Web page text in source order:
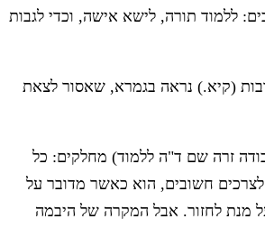
ללמוד תורה, לישא אישה, וכדי לגבות
(קיא.) נראה בגמרא, שאסור לצאת
זרה שם ד"ה ללמוד) מחלקים: כל
לצרכים חשובים, הוא כאשר מדובר על
מנת לחזור. אבל המקרה של היבמה